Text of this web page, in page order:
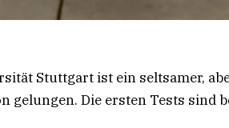
Stuttgart ist ein seltsamer,
gelungen. Die ersten Tests sind